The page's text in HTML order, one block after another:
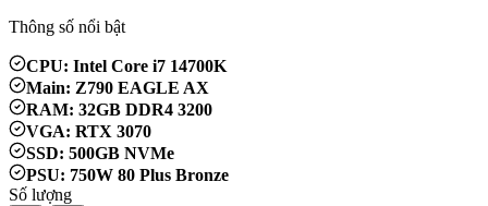
Thông số nổi bật
CPU: Intel Core i7 14700K
Main: Z790 EAGLE AX
RAM: 32GB DDR4 3200
VGA: RTX 3070
SSD: 500GB NVMe
PSU: 750W 80 Plus Bronze
Số lượng